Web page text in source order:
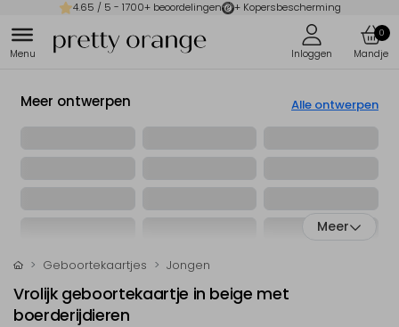
4.65 / 5 - 1700+ beoordelingen + Kopersbescherming
0
Meer ontwerpen Alle ontwerpen
Meer
Geboortekaartjes Jongen
Vrolijk geboortekaartje in beige met
boerderijdieren